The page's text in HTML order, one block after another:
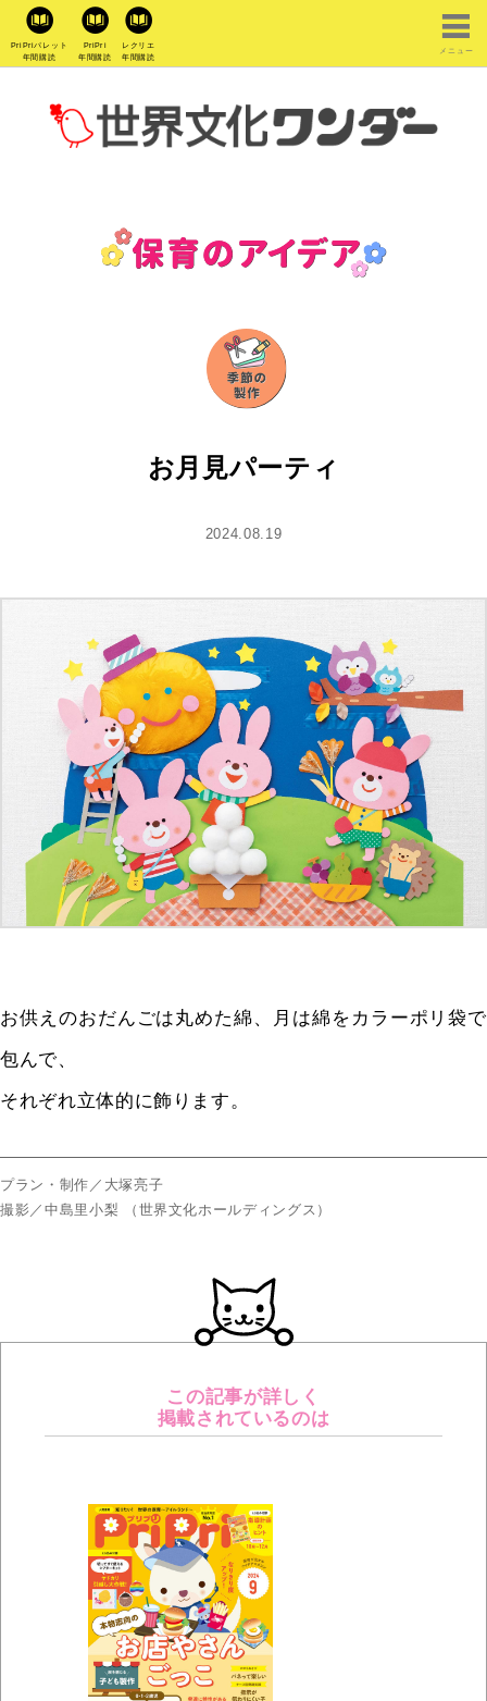
PriPriパレット
年間購読
PriPri
年間購読
レクリエ
年間購読
メニュー
お月見パーティ
2024.08.19
お供えのおだんごは丸めた綿、月は綿をカラーポリ袋で
包んで、
それぞれ立体的に飾ります。
プラン・制作／大塚亮子
撮影／中島里小梨 （世界文化ホールディングス）
この記事が詳しく
掲載されているのは